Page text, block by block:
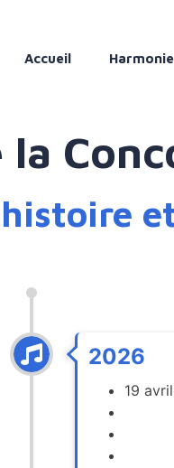
Accueil Harmonie
2026
19